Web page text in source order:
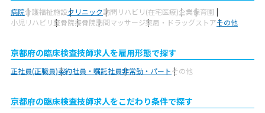
病院介護福祉施設クリニック訪問リハビリ(在宅医療)企業保育園
小児リハビリ整骨院接骨院訪問マッサージ薬局・ドラッグストアその他
京都府の臨床検査技師求人を雇用形態で探す
正社員(正職員)契約社員・嘱託社員非常勤・パートその他
京都府の臨床検査技師求人をこだわり条件で探す